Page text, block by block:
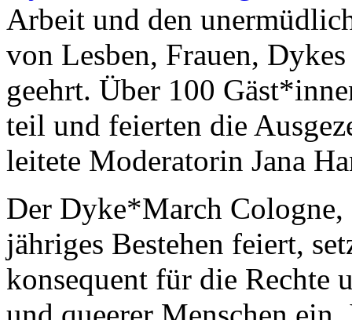
Arbeit und den
von Lesben, Frauen,
geehrt. Über 100
teil und feierten die
leitete Moderatorin Jana
Der Dyke*March Cologne,
jähriges Bestehen feiert,
konsequent für die Rechte